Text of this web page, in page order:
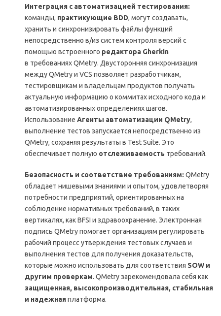
Интеграция с автоматизацией тестирования:
команды, практикующие BDD, могут создавать,
хранить и синхронизировать файлы функций
непосредственно в/из систем контроля версий с
помощью встроенного редактора Gherkin
в требованиях QMetry. Двусторонняя синхронизация
между QMetry и VCS позволяет разработчикам,
тестировщикам и владельцам продуктов получать
актуальную информацию о коммитах исходного кода и
автоматизированных определениях шагов.
Использование Агенты автоматизации QMetry,
выполнение тестов запускается непосредственно из
QMetry, сохраняя результаты в Test Suite. Это
обеспечивает полную отслеживаемость требований.
Безопасность и соответствие требованиям: QMetry
обладает нишевыми знаниями и опытом, удовлетворяя
потребности предприятий, ориентированных на
соблюдение нормативных требований, в таких
вертикалях, как BFSI и здравоохранение. Электронная
подпись QMetry помогает организациям регулировать
рабочий процесс утверждения тестовых случаев и
выполнения тестов для получения доказательств,
которые можно использовать для соответствия SOW и
другим проверкам. QMetry зарекомендовала себя как
защищенная, высокопроизводительная, стабильная
и надежнаяплатформа.